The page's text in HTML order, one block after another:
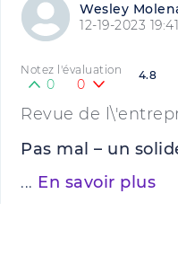
Wesley
12-19-2023 19:41
4.8
Notez l'évaluation
0 0
Revue de
Pas mal – un
... En savoir plus